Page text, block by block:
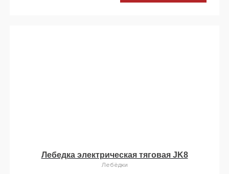
Лебедка электрическая тяговая JK8
Лебёдки